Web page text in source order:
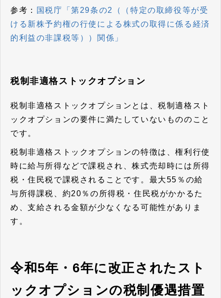
参考：
国税庁「第29条の2（（特定の取締役等が受
ける新株予約権の行使による株式の取得に係る経済
的利益の非課税等））関係」
税制非適格ストックオプション
税制非適格ストックオプションとは、税制適格スト
ックオプションの要件に満たしていないもののこと
です。
税制非適格ストックオプションの特徴は、権利行使
時に給与所得などで課税され、株式売却時には所得
税・住民税で課税されることです。最大55％の給
与所得課税、約20％の所得税・住民税がかかるた
め、支給される金額が少なくなる可能性がありま
す。
令和5年・6年に改正されたスト
ックオプションの税制優遇措置